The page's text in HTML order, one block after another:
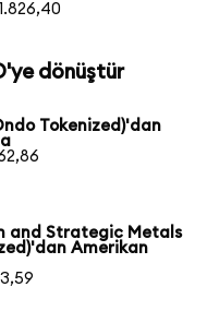
dönüştür
Tokenized)'dan
and Strategic Metals
Amerikan